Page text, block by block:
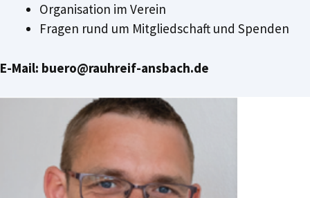
Organisation im Verein
Fragen rund um Mitgliedschaft und Spenden
E-Mail: buero@rauhreif-ansbach.de